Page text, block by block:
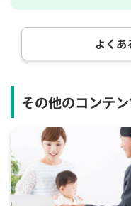
よくあ
その他のコンテ